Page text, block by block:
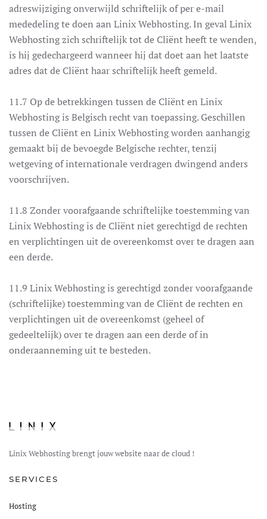
adreswijziging onverwijld schriftelijk of per e-mail
mededeling te doen aan Linix Webhosting. In geval Linix
Webhosting zich schriftelijk tot de Cliënt heeft te wenden,
is hij gedechargeerd wanneer hij dat doet aan het laatste
adres dat de Cliënt haar schriftelijk heeft gemeld.
11.7 Op de betrekkingen tussen de Cliënt en Linix
Webhosting is Belgisch recht van toepassing. Geschillen
tussen de Cliënt en Linix Webhosting worden aanhangig
gemaakt bij de bevoegde Belgische rechter, tenzij
wetgeving of internationale verdragen dwingend anders
voorschrijven.
11.8 Zonder voorafgaande schriftelijke toestemming van
Linix Webhosting is de Cliënt niet gerechtigd de rechten
en verplichtingen uit de overeenkomst over te dragen aan
een derde.
11.9 Linix Webhosting is gerechtigd zonder voorafgaande
(schriftelijke) toestemming van de Cliënt de rechten en
verplichtingen uit de overeenkomst (geheel of
gedeeltelijk) over te dragen aan een derde of in
onderaanneming uit te besteden.
Linix Webhosting brengt jouw website naar de cloud !
SERVICES
Hosting